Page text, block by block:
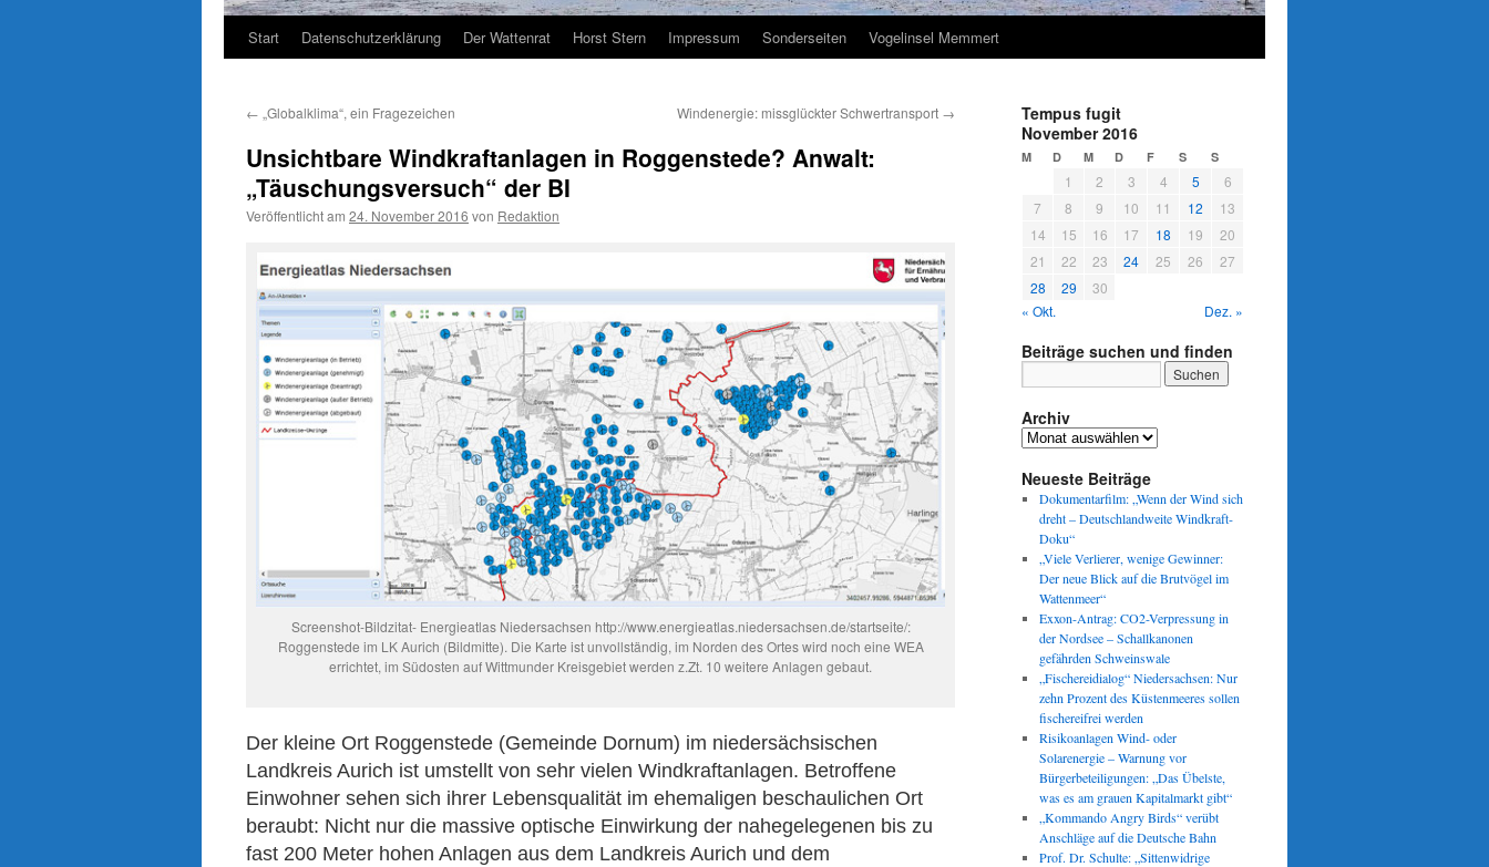
Start Datenschutzerklärung Der Wattenrat Horst Stern Impressum Sonderseiten Vogelinsel Memmert
← „Globalklima“, ein Fragezeichen Windenergie: missglückter Schwertransport →
Unsichtbare Windkraftanlagen in Roggenstede? Anwalt:
„Täuschungsversuch“ der BI
Veröffentlicht am 24. November 2016 von Redaktion
Screenshot-Bildzitat- Energieatlas Niedersachsen http://www.energieatlas.niedersachsen.de/startseite/:
Roggenstede im LK Aurich (Bildmitte). Die Karte ist unvollständig, im Norden des Ortes wird noch eine WEA
errichtet, im Südosten auf Wittmunder Kreisgebiet werden z.Zt. 10 weitere Anlagen gebaut.
Der kleine Ort Roggenstede (Gemeinde Dornum) im niedersächsischen
Landkreis Aurich ist umstellt von sehr vielen Windkraftanlagen. Betroffene
Einwohner sehen sich ihrer Lebensqualität im ehemaligen beschaulichen Ort
beraubt: Nicht nur die massive optische Einwirkung der nahegelegenen bis zu
fast 200 Meter hohen Anlagen aus dem Landkreis Aurich und dem
Tempus fugit
November 2016
M D M D F S S
1 2 3 4 5
6
7
8 9 10 11 12
13
14
15 16 17 18 19
20
21
22 23 24 25 26
27
28
29
30
« Okt.
Dez. »
Beiträge suchen und finden
Archiv
Archiv
Neueste Beiträge
Dokumentarfilm: „Wenn der Wind sich
dreht – Deutschlandweite Windkraft-
Doku“
„Viele Verlierer, wenige Gewinner:
Der neue Blick auf die Brutvögel im
Wattenmeer“
Exxon-Antrag: CO2-Verpressung in
der Nordsee – Schallkanonen
gefährden Schweinswale
„Fischereidialog“ Niedersachsen: Nur
zehn Prozent des Küstenmeeres sollen
fischereifrei werden
Risikoanlagen Wind- oder
Solarenergie – Warnung vor
Bürgerbeteiligungen: „Das Übelste,
was es am grauen Kapitalmarkt gibt“
„Kommando Angry Birds“ verübt
Anschläge auf die Deutsche Bahn
Prof. Dr. Schulte: „Sittenwidrige